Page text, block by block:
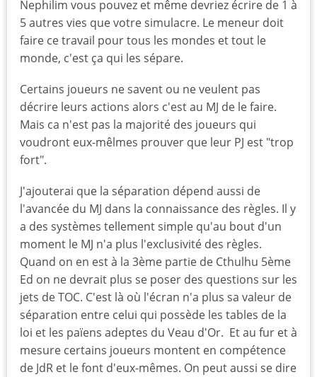
Nephilim vous pouvez et même devriez écrire de 1 à
5 autres vies que votre simulacre. Le meneur doit
faire ce travail pour tous les mondes et tout le
monde, c'est ça qui les sépare.
Certains joueurs ne savent ou ne veulent pas
décrire leurs actions alors c'est au MJ de le faire.
Mais ca n'est pas la majorité des joueurs qui
voudront eux-mêlmes prouver que leur PJ est "trop
fort".
J'ajouterai que la séparation dépend aussi de
l'avancée du MJ dans la connaissance des règles. Il y
a des systèmes tellement simple qu'au bout d'un
moment le MJ n'a plus l'exclusivité des règles.
Quand on en est à la 3ème partie de Cthulhu 5ème
Ed on ne devrait plus se poser des questions sur les
jets de TOC. C'est là où l'écran n'a plus sa valeur de
séparation entre celui qui possède les tables de la
loi et les païens adeptes du Veau d'Or. Et au fur et à
mesure certains joueurs montent en compétence
de JdR et le font d'eux-mêmes. On peut aussi se dire